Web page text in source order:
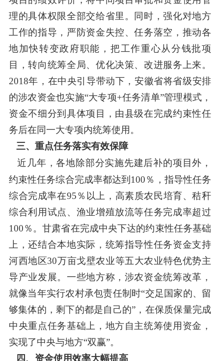
理的具体权限全部交给省里。同时，强化对地方
工作的指导，严防资金失控、任务落空，推动各
地加快转变政府职能，把工作重心从分钱批项
目，转向统筹全局、优化决策、改进服务上来。
2018年，在中央引导带动下，安徽省将省级安排
的涉农资金也实施“大专项+任务清单”管理模式，
资金不细分到具体项目，由县级在完成约束性任
务后在同一大专项内统筹使用。
三、重点任务落实有效保障
近几年，各地除部分实施先建后补的项目外，
约束性任务综合完成率都达到 100％，指导性任务
综合完成率在95％以上，高素质农民培育、秸秆
综合利用试点、渔业增殖放流等任务完成率超过
100％。甘肃省在完成中央下达的约束性任务基础
上，还结合本地实际，统筹指导性任务资金支持
河西地区30万亩戈壁农业等五大农业特色优势主
导产业发展。一些地方称，涉农资金统筹改革，
就像当年实行农村承包责任制时“交足国家的、留
够集体的，剩下的都是自己的”，在保质保量完成
中央重点任务基础上，地方自主统筹使用资金，
实现了中央与地方“双赢”。
四、资金使用效率大幅提高